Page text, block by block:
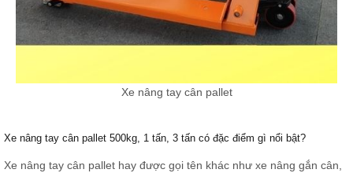
Xe nâng tay cân pallet
Xe nâng tay cân pallet 500kg, 1 tấn, 3 tấn có đặc điểm gì nổi bật?
Xe nâng tay cân pallet hay được gọi tên khác như xe nâng gắn cân,